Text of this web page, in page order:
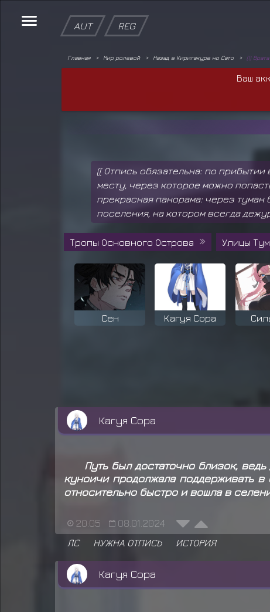
AUT REG
Главная Мир ролевой Назад в Киригакуре но Сато (!)
Ваш
(( Отпись обязательна: по
месту, через которое можно
прекрасная панорама: через туман
поселения, на котором всегда
Тропы Основного Острова Улицы
Сен Кагуя Сора
Кагуя Сора
Путь был достаточно близок,
куноичи продолжала поддерживать в
относительно быстро и вошла в
20:05 08.01.2024
ЛС НУЖНА ОТПИСЬ ИСТОРИЯ
Кагуя Сора